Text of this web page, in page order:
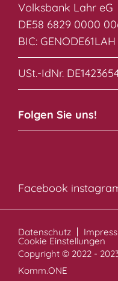
Volksbank Lahr eG
DE58 6829 0000
BIC: GENODE61LAH
USt.-IdNr.
Folgen Sie uns!
Facebook
Datenschutz
Cookie Einstellungen
Copyright © 2022 -
Komm.ONE